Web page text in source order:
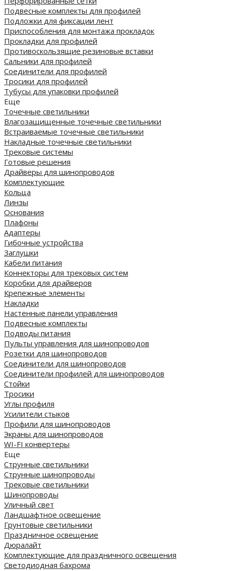
Подвесные комплекты для профилей
Подложки для фиксации лент
Приспособления для монтажа прокладок
Прокладки для профилей
Противоскользящие резиновые вставки
Сальники для профилей
Соединители для профилей
Тросики для профилей
Тубусы для упаковки профилей
Еще
Точечные светильники
Влагозащищенные точечные светильники
Встраиваемые точечные светильники
Накладные точечные светильники
Трековые системы
Готовые решения
Драйверы для шинопроводов
Комплектующие
Кольца
Линзы
Основания
Плафоны
Адаптеры
Гибочные устройства
Заглушки
Кабели питания
Коннекторы для трековых систем
Коробки для драйверов
Крепежные элементы
Накладки
Настенные панели управления
Подвесные комплекты
Подводы питания
Пульты управления для шинопроводов
Розетки для шинопроводов
Соединители для шинопроводов
Соединители профилей для шинопроводов
Стойки
Тросики
Углы профиля
Усилители стыков
Профили для шинопроводов
Экраны для шинопроводов
WI-FI конвертеры
Еще
Струнные светильники
Струнные шинопроводы
Трековые светильники
Шинопроводы
Уличный свет
Ландшафтное освещение
Грунтовые светильники
Праздничное освещение
Дюралайт
Комплектующие для праздничного освещения
Светодиодная бахрома